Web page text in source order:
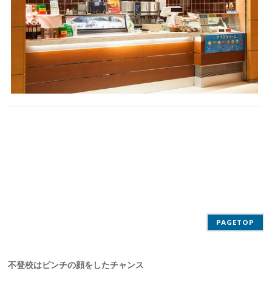
PAGETOP
不登校はピンチの顔をしたチャンス